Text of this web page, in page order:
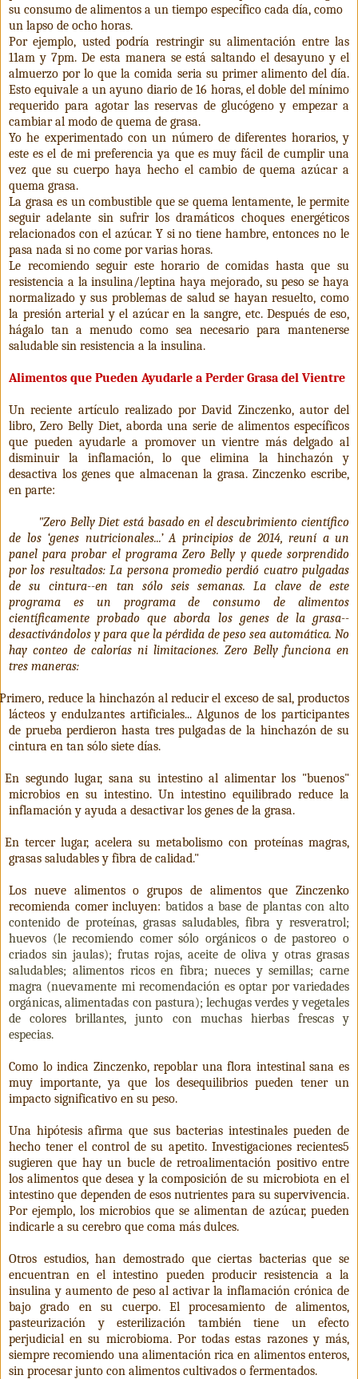
su consumo de alimentos a un tiempo específico cada día, como
un lapso de ocho horas.
Por ejemplo, usted podría restringir su alimentación entre las
11am y 7pm. De esta manera se está saltando el desayuno y el
almuerzo por lo que la comida seria su primer alimento del día.
Esto equivale a un ayuno diario de 16 horas, el doble del mínimo
requerido para agotar las reservas de glucógeno y empezar a
cambiar al modo de quema de grasa.
Yo he experimentado con un número de diferentes horarios, y
este es el de mi preferencia ya que es muy fácil de cumplir una
vez que su cuerpo haya hecho el cambio de quema azúcar a
quema grasa.
La grasa es un combustible que se quema lentamente, le permite
seguir adelante sin sufrir los dramáticos choques energéticos
relacionados con el azúcar. Y si no tiene hambre, entonces no le
pasa nada si no come por varias horas.
Le recomiendo seguir este horario de comidas hasta que su
resistencia a la insulina/leptina haya mejorado, su peso se haya
normalizado y sus problemas de salud se hayan resuelto, como
la presión arterial y el azúcar en la sangre, etc. Después de eso,
hágalo tan a menudo como sea necesario para mantenerse
saludable sin resistencia a la insulina.
Alimentos que Pueden Ayudarle a Perder Grasa del Vientre
Un reciente artículo realizado por David Zinczenko, autor del
libro, Zero Belly Diet, aborda una serie de alimentos específicos
que pueden ayudarle a promover un vientre más delgado al
disminuir la inflamación, lo que elimina la hinchazón y
desactiva los genes que almacenan la grasa. Zinczenko escribe,
en parte:
"Zero Belly Diet está basado en el descubrimiento científico
de los ‘genes nutricionales...’ A principios de 2014, reuní a un
panel para probar el programa Zero Belly y quede sorprendido
por los resultados: La persona promedio perdió cuatro pulgadas
de su cintura--en tan sólo seis semanas. La clave de este
programa es un programa de consumo de alimentos
científicamente probado que aborda los genes de la grasa--
desactivándolos y para que la pérdida de peso sea automática. No
hay conteo de calorías ni limitaciones. Zero Belly funciona en
tres maneras:
Primero, reduce la hinchazón al reducir el exceso de sal, productos
lácteos y endulzantes artificiales... Algunos de los participantes
de prueba perdieron hasta tres pulgadas de la hinchazón de su
cintura en tan sólo siete días.
En segundo lugar, sana su intestino al alimentar los "buenos"
microbios en su intestino. Un intestino equilibrado reduce la
inflamación y ayuda a desactivar los genes de la grasa.
En tercer lugar, acelera su metabolismo con proteínas magras,
grasas saludables y fibra de calidad."
Los nueve alimentos o grupos de alimentos que Zinczenko
recomienda comer incluyen: batidos a base de plantas con alto
contenido de proteínas, grasas saludables, fibra y resveratrol;
huevos (le recomiendo comer sólo orgánicos o de pastoreo o
criados sin jaulas); frutas rojas, aceite de oliva y otras grasas
saludables; alimentos ricos en fibra; nueces y semillas; carne
magra (nuevamente mi recomendación es optar por variedades
orgánicas, alimentadas con pastura); lechugas verdes y vegetales
de colores brillantes, junto con muchas hierbas frescas y
especias.
Como lo indica Zinczenko, repoblar una flora intestinal sana es
muy importante, ya que los desequilibrios pueden tener un
impacto significativo en su peso.
Una hipótesis afirma que sus bacterias intestinales pueden de
hecho tener el control de su apetito. Investigaciones recientes5
sugieren que hay un bucle de retroalimentación positivo entre
los alimentos que desea y la composición de su microbiota en el
intestino que dependen de esos nutrientes para su supervivencia.
Por ejemplo, los microbios que se alimentan de azúcar, pueden
indicarle a su cerebro que coma más dulces.
Otros estudios, han demostrado que ciertas bacterias que se
encuentran en el intestino pueden producir resistencia a la
insulina y aumento de peso al activar la inflamación crónica de
bajo grado en su cuerpo. El procesamiento de alimentos,
pasteurización y esterilización también tiene un efecto
perjudicial en su microbioma. Por todas estas razones y más,
siempre recomiendo una alimentación rica en alimentos enteros,
sin procesar junto con alimentos cultivados o fermentados.